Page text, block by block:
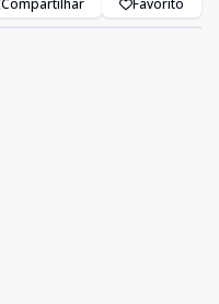
Compartilhar Favorito